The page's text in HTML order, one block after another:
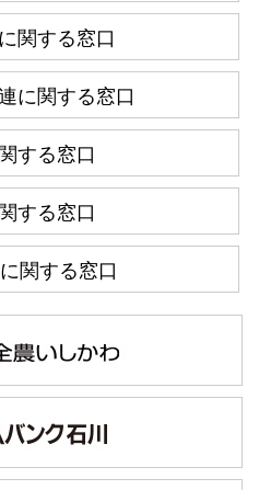
関する窓口
に関する窓口
する窓口
する窓口
関する窓口